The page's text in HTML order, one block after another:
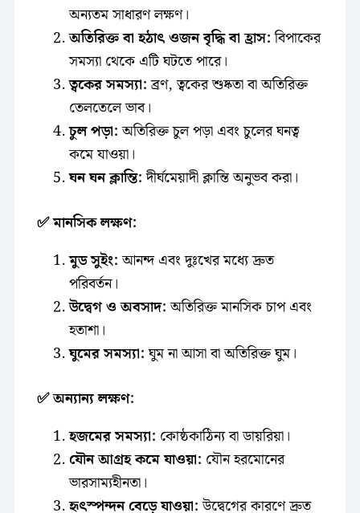
অন্যতম সাধারণ লক্ষণ।
অতিরিক্ত বা হঠাৎ ওজন বৃদ্ধি বা হ্রাস:বিপাকের
সমস্যা থেকে এটি ঘটতে পারে।
ত্বকের সমস্যা:ব্রণ, ত্বকের শুষ্কতা বা অতিরিক্ত
তেলতেলে ভাব।
চুল পড়া:অতিরিক্ত চুল পড়া এবং চুলের ঘনত্ব
কমে যাওয়া।
ঘন ঘন ক্লান্তি:দীর্ঘমেয়াদী ক্লান্তি অনুভব করা।
✅ মানসিক লক্ষণ:
মুড সুইং:আনন্দ এবং দুঃখের মধ্যে দ্রুত
পরিবর্তন।
উদ্বেগ ও অবসাদ:অতিরিক্ত মানসিক চাপ এবং
হতাশা।
ঘুমের সমস্যা:ঘুম না আসা বা অতিরিক্ত ঘুম।
✅ অন্যান্য লক্ষণ:
হজমের সমস্যা: কোষ্ঠকাঠিন্য বা ডায়রিয়া।
যৌন আগ্রহ কমে যাওয়া: যৌন হরমোনের
ভারসাম্যহীনতা।
হৃৎস্পন্দন বেড়ে যাওয়া:উদ্বেগের কারণে দ্রুত